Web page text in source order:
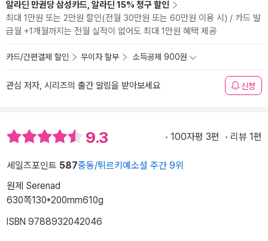
알라딘 만권당 삼성카드, 알라딘 15% 청구 할인
최대 1만원 또는 2만원 할인(전월 30만원 또는 60만원 이용 시) / 카드 발
급월 +1개월까지는 전월 실적이 없어도 최대 1만원 혜택 제공
카드/간편결제 할인 무이자 할부 소득공제 900원
관심 저자, 시리즈의 출간 알림을 받아보세요 신청
9.3 100자평 3편 리뷰 1편
세일즈포인트 587중동/튀르키예소설 주간 9위
원제 Serenad
630쪽130*200mm610g
ISBN 9788932042046